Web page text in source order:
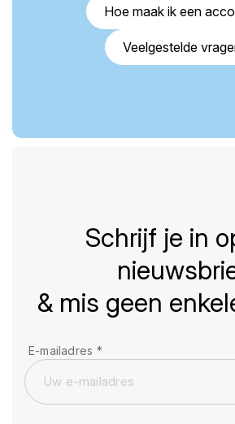
Hoe maak ik een
Veelgestelde
Schrijf je in
& mis geen
E-mailadres *